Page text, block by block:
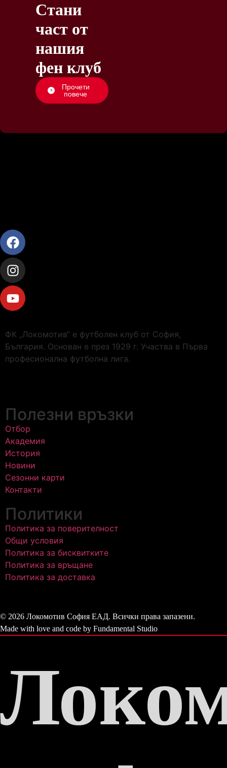
Стани
част от
нашия
фен клуб
Прочети
повече
ФК „Локомотив“ е футболен клуб от София,
България. Основан е през 1929 г. Участва в Първа
професионална футболна лига.
Полезни връзки
Отбор
Академия
История
Новини
Сезонни карти
Контакти
Политики
Политика за поверителност
Общи условия
Политика за бисквитките
Политика за връщане
Политика за доставка
© 2026 Локомотив София ЕАД. Всички права запазени.
Made with love and code by Fundamental Studio